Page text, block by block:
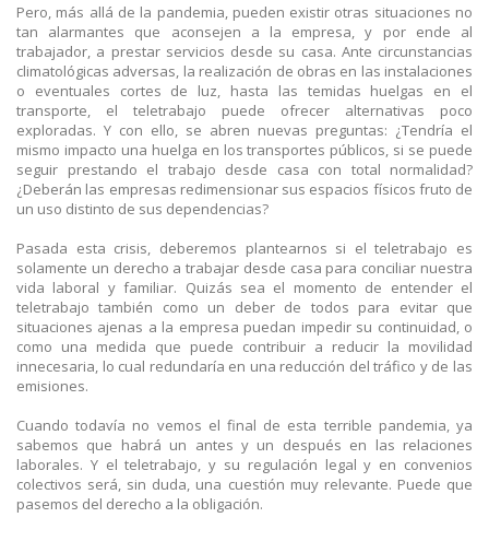
Pero, más allá de la pandemia, pueden existir otras situaciones no
tan alarmantes que aconsejen a la empresa, y por ende al
trabajador, a prestar servicios desde su casa. Ante circunstancias
climatológicas adversas, la realización de obras en las instalaciones
o eventuales cortes de luz, hasta las temidas huelgas en el
transporte, el teletrabajo puede ofrecer alternativas poco
exploradas. Y con ello, se abren nuevas preguntas: ¿Tendría el
mismo impacto una huelga en los transportes públicos, si se puede
seguir prestando el trabajo desde casa con total normalidad?
¿Deberán las empresas redimensionar sus espacios físicos fruto de
un uso distinto de sus dependencias?
Pasada esta crisis, deberemos plantearnos si el teletrabajo es
solamente un derecho a trabajar desde casa para conciliar nuestra
vida laboral y familiar. Quizás sea el momento de entender el
teletrabajo también como un deber de todos para evitar que
situaciones ajenas a la empresa puedan impedir su continuidad, o
como una medida que puede contribuir a reducir la movilidad
innecesaria, lo cual redundaría en una reducción del tráfico y de las
emisiones.
Cuando todavía no vemos el final de esta terrible pandemia, ya
sabemos que habrá un antes y un después en las relaciones
laborales. Y el teletrabajo, y su regulación legal y en convenios
colectivos será, sin duda, una cuestión muy relevante. Puede que
pasemos del derecho a la obligación.